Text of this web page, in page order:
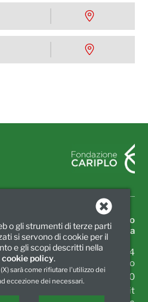
o gli strumenti di terze parti
si servono di cookie per il
e gli scopi descritti nella
cookie policy.
sarà come rifiutare l'utilizzo dei
eccezione dei necessari.
Italiana dello Spettacolo
Regionale della Lombardia
Piazza Luigi di Savoia, 24
20124 Milano
02 6739781|
02 67397860
info@agislombarda.it